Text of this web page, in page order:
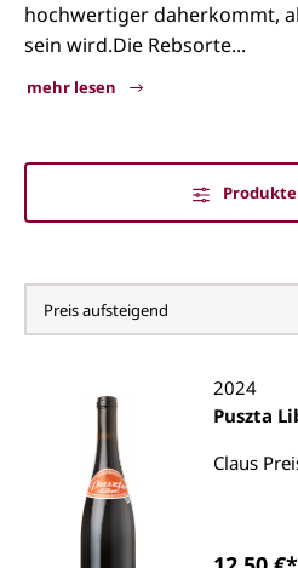
hochwertiger daherkommt,
sein wird.Die Rebsorte...
mehr lesen
Zweigelt
2024
Puszta
Claus